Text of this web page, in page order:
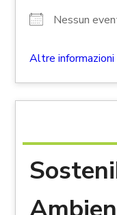
Nessun
Altre informazioni